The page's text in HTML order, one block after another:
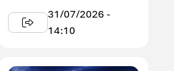
Tổ chức hợp tác ...
31/07/2026 -
14:10